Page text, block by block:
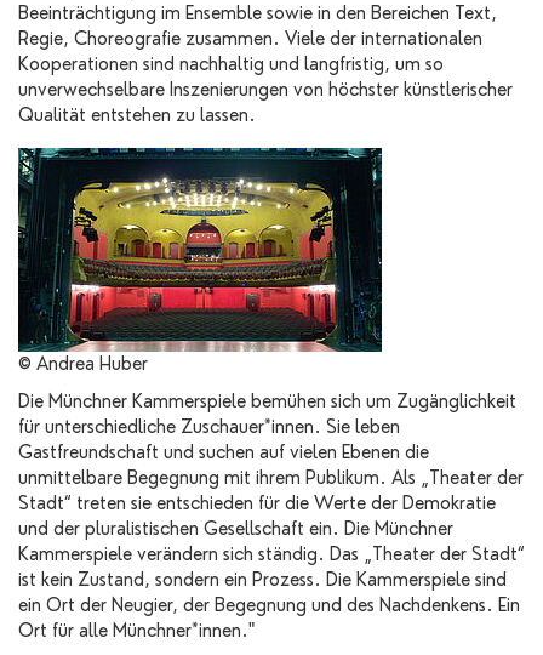
Beeinträchtigung im Ensemble sowie in den Bereichen Text,
Regie, Choreografie zusammen. Viele der internationalen
Kooperationen sind nachhaltig und langfristig, um so
unverwechselbare Inszenierungen von höchster künstlerischer
Qualität entstehen zu lassen.
© Andrea Huber
Die Münchner Kammerspiele bemühen sich um Zugänglichkeit
für unterschiedliche Zuschauer*innen. Sie leben
Gastfreundschaft und suchen auf vielen Ebenen die
unmittelbare Begegnung mit ihrem Publikum. Als „Theater der
Stadt“ treten sie entschieden für die Werte der Demokratie
und der pluralistischen Gesellschaft ein. Die Münchner
Kammerspiele verändern sich ständig. Das „Theater der Stadt“
ist kein Zustand, sondern ein Prozess. Die Kammerspiele sind
ein Ort der Neugier, der Begegnung und des Nachdenkens. Ein
Ort für alle Münchner*innen."